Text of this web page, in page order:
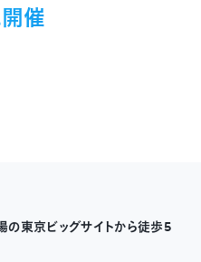
催
東京ビッグサイトから徒歩5